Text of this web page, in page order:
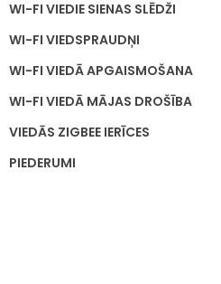
WI-FI VIEDIE SIENAS SLĒDŽI
WI-FI VIEDSPRAUDŅI
WI-FI VIEDĀ APGAISMOŠANA
WI-FI VIEDĀ MĀJAS DROŠĪBA
VIEDĀS ZIGBEE IERĪCES
PIEDERUMI